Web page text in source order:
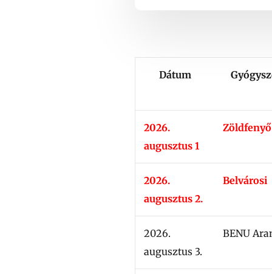
Dátum
2026.
augusztus 1
Zöldfenyő
2026.
augusztus 2.
Belvárosi
2026.
augusztus 3.
BENU